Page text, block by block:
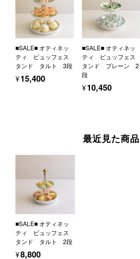
■SALE■ オティネッ
ティ ビュッフェス
タンド タルト 3段
¥15,400
■SALE■ オティネッ
ティ ビュッフェス
タンド プレーン 2
段
¥10,450
最近見た商品
■SALE■ オティネッ
ティ ビュッフェス
タンド タルト 2段
¥8,800